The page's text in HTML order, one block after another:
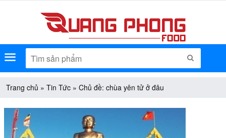
Menu
Trang chủ » Tin Tức» Chủ đề: chùa yên tử ở đâu